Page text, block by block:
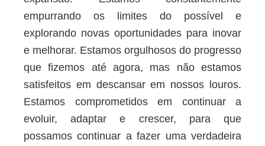
empurrando os limites do possível e
explorando novas oportunidades para inovar
e melhorar. Estamos orgulhosos do progresso
que fizemos até agora, mas não estamos
satisfeitos em descansar em nossos louros.
Estamos comprometidos em continuar a
evoluir, adaptar e crescer, para que
possamos continuar a fazer uma verdadeira